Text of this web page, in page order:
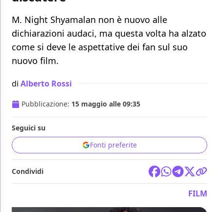
M. Night Shyamalan non è nuovo alle
dichiarazioni audaci, ma questa volta ha alzato
come si deve le aspettative dei fan sul suo
nuovo film.
di Alberto Rossi
Pubblicazione: 15 maggio alle 09:35
Seguici su
Fonti preferite
Condividi
FILM